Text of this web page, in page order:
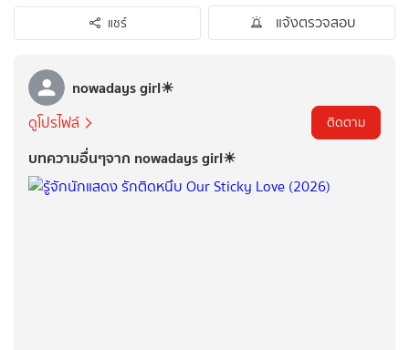
แชร์ แจ้งตรวจสอบ
nowadays girl☀︎︎
ดูโปรไฟล์ ติดตาม
บทความอื่นๆจาก nowadays girl☀︎︎